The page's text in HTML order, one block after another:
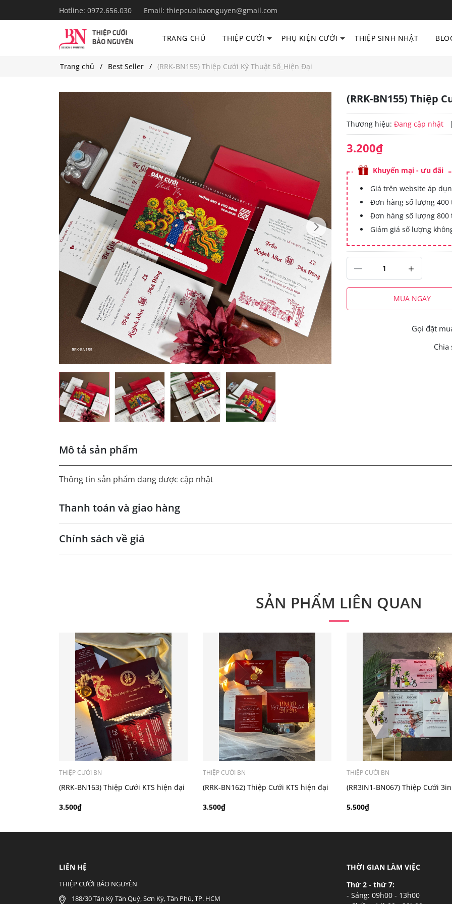
Hotline: 0972.656.030 Email: thiepcuoibaonguyen@gmail.com
TRANG CHỦ THIỆP CƯỚI PHỤ KIỆN CƯỚI THIỆP SINH NHẬT
Trang chủ Best Seller (RRK-BN155) Thiệp Cưới Kỹ Thuật Số_Hiện Đại
(RRK-BN155) Thiệp
Thương hiệu: Đang cập nhật
3.200₫
Khuyến mại - ưu đãi
Giá trên website áp
Đơn hàng số lượng 400
Đơn hàng số lượng 800
Giảm giá số lượng
MUA NGAY
Gọi đặt
Chia
Mô tả sản phẩm
Thông tin sản phẩm đang được cập nhật
Thanh toán và giao hàng
Chính sách về giá
- Mẫu dưới 3000 giá chưa bao gồm bản đồ, quý khách có nhu cầu in bản đồ sẽ có mức phí 300 - 500
SẢN PHẨM LIÊN QUAN
THIỆP CƯỚI BN
(RRK-BN163) Thiệp Cưới KTS hiện đại
3.500₫
THIỆP CƯỚI BN
(RRK-BN162) Thiệp Cưới KTS hiện đại
3.500₫
THIỆP CƯỚI BN
(RR3IN1-BN067) Thiệp Cưới
5.500₫
LIÊN HỆ
THIỆP CƯỚI BẢO NGUYÊN
188/30 Tân Kỳ Tân Quý, Sơn Kỳ, Tân Phú, TP. HCM
THỜI GIAN LÀM VIỆC
Thứ 2 - thứ 7:
- Sáng: 09h00 - 13h00